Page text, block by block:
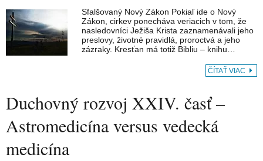
Sfalšovaný Nový Zákon Pokiaľ ide o Nový
Zákon, cirkev ponecháva veriacich v tom, že
nasledovníci Ježiša Krista zaznamenávali jeho
preslovy, životné pravidlá, proroctvá a jeho
zázraky. Kresťan má totiž Bibliu – knihu…
ČÍTAŤ VIAC
Duchovný rozvoj XXIV. časť –
Astromedicína versus vedecká
medicína